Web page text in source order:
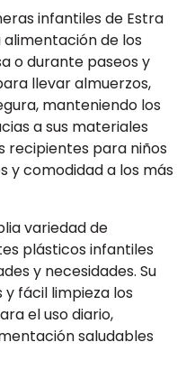
infantiles de Estra
de los
o durante paseos y
llevar almuerzos,
manteniendo los
a sus materiales
recipientes para niños
y comodidad a los más
variedad de
plásticos infantiles
y necesidades. Su
fácil limpieza los
el uso diario,
saludables